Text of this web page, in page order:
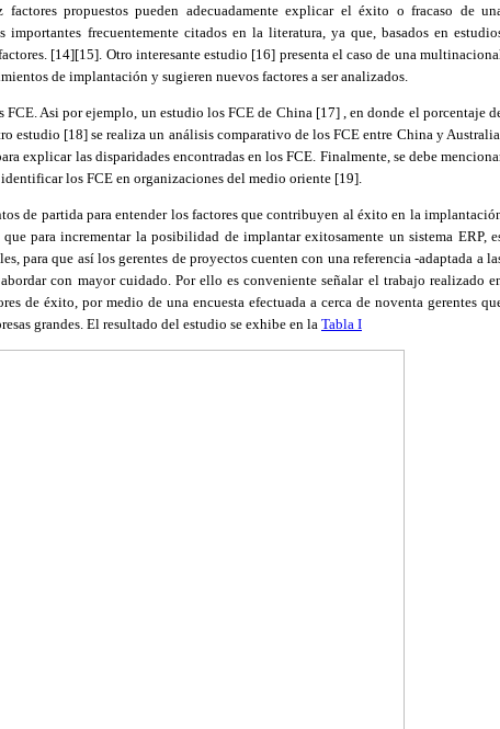
propuestos pueden adecuadamente explicar el éxito o fracaso de
importantes frecuentemente citados en la literatura, ya que, basados en
[14][15] Otro interesante estudio [16] presenta el caso de una
de implantación y sugieren nuevos factores a ser analizados.
FCE. Asi por ejemplo, un estudio los FCE de China [17], en donde el porcentaje
estudio [18] se realiza un análisis comparativo de los FCE entre China y Australia,
explicar las disparidades encontradas en los FCE. Finalmente, se debe
los FCE en organizaciones del medio oriente [19]
de partida para entender los factores que contribuyen al éxito en la
para incrementar la posibilidad de implantar exitosamente un sistema ERP,
para que así los gerentes de proyectos cuenten con una referencia -adaptada a
con mayor cuidado. Por ello es conveniente señalar el trabajo realizado
de éxito, por medio de una encuesta efectuada a cerca de noventa gerentes
grandes. El resultado del estudio se exhibe en la Tabla I